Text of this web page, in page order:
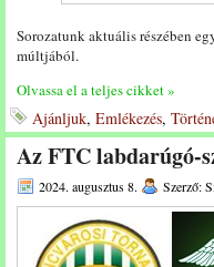
Sorozatunk aktuális részében
múltjából.
Olvassa el a teljes cikket »
Ajánljuk, Emlékezés,
Az FTC labdarúgó-
2024. augusztus 8. Szerző: